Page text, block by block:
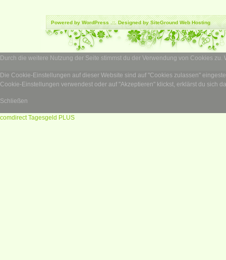
Powered byWordPress.::. Designed by SiteGroundWeb Hosting
Durch die weitere Nutzung der Seite stimmst du der Verwendung von Cookies zu.
Die Cookie-Einstellungen auf dieser Website sind auf "Cookies zulassen"
Cookie-Einstellungen verwendest oder auf "Akzeptieren" klickst, erklärst du sich
Schließen
comdirect Tagesgeld PLUS